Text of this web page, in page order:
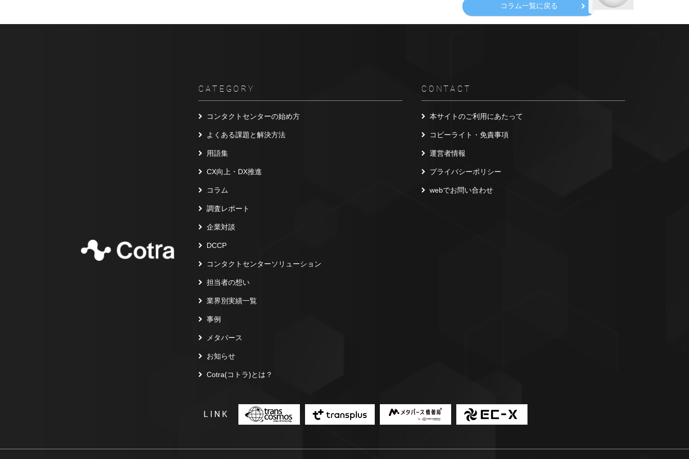
コラム一覧に戻る
CATEGORY
コンタクトセンターの始め方
よくある課題と解決方法
用語集
CX向上・DX推進
コラム
調査レポート
企業対談
DCCP
コンタクトセンターソリューション
担当者の想い
業界別実績一覧
事例
メタバース
お知らせ
Cotra(コトラ)とは？
CONTACT
本サイトのご利用にあたって
コピーライト・免責事項
運営者情報
プライバシーポリシー
webでお問い合わせ
LINK